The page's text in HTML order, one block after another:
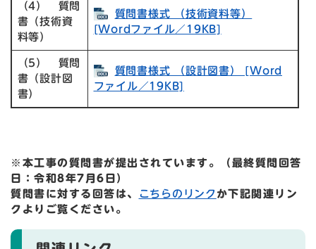
（4） 質問
書（技術資
料等）
質問書様式 （技術資料等）
[Wordファイル／19KB]
（5） 質問
書（設計図
書）
質問書様式 （設計図書） [Word
ファイル／19KB]
※本工事の質問書が提出されています。（最終質問回答
日：令和8年7月6日）
質問書に対する回答は、 こちらのリンク か下記関連リン
クよりご覧ください。